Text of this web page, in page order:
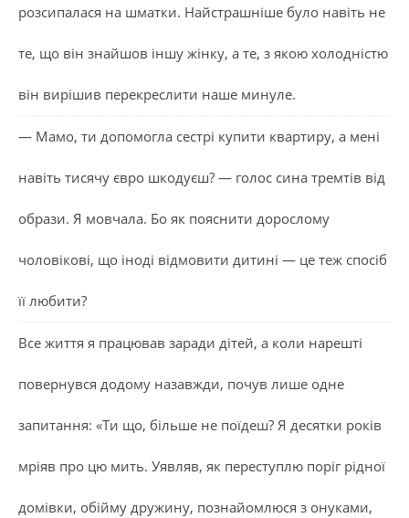
розсипалася на шматки. Найстрашніше було навіть не
те, що він знайшов іншу жінку, а те, з якою холодністю
він вирішив перекреслити наше минуле.
— Мамо, ти допомогла сестрі купити квартиру, а мені
навіть тисячу євро шкодуєш? — голос сина тремтів від
образи. Я мовчала. Бо як пояснити дорослому
чоловікові, що іноді відмовити дитині — це теж спосіб
її любити?
Все життя я працював заради дітей, а коли нарешті
повернувся додому назавжди, почув лише одне
запитання: «Ти що, більше не поїдеш? Я десятки років
мріяв про цю мить. Уявляв, як переступлю поріг рідної
домівки, обійму дружину, познайомлюся з онуками,